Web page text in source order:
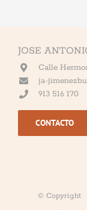
JOSE
Calle
ja-
913 516 170
CONTACTO
© Copyright